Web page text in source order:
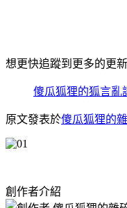
想更快追蹤到更多的更
傻瓜狐狸的狐言亂
原文發表於傻瓜狐狸的
創作者介紹